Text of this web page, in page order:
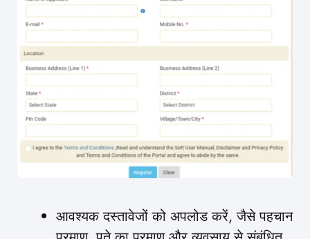
आवश्यक दस्तावेजों को अपलोड करें, जैसे पहचान